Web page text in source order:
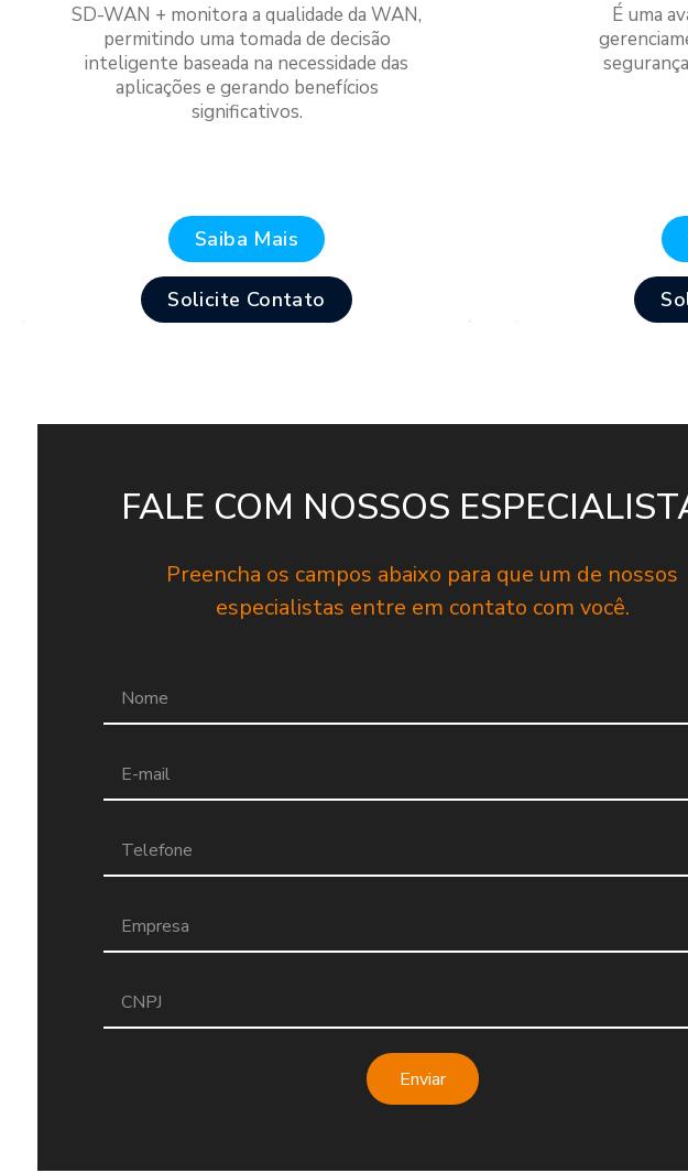
SD-WAN + monitora a qualidade da WAN,
permitindo uma tomada de decisão
inteligente baseada na necessidade das
aplicações e gerando benefícios
significativos.
Saiba Mais
Solicite Contato
É uma
FALE COM NOSSOS
Preencha os campos abaixo para que um de nossos
especialistas entre em contato com você.
Enviar